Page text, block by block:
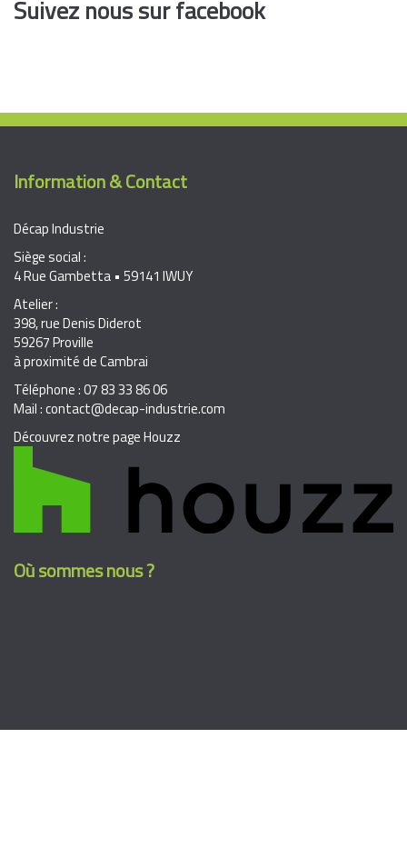
Suivez nous sur facebook
Information & Contact
Décap Industrie
Siège social :
4 Rue Gambetta • 59141 IWUY
Atelier :
398, rue Denis Diderot
59267 Proville
à proximité de Cambrai
Téléphone : 07 83 33 86 06
Mail : contact@decap-industrie.com
Découvrez notre page Houzz
Où sommes nous ?